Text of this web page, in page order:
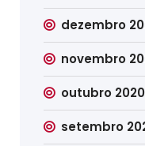
dezembro
novembro
outubro 2020
setembro